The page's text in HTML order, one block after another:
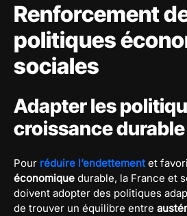
Renforcement
politiques
sociales
Adapter les
croissance durable
Pour réduire l’endettementet
économique durable, la France et
doivent adopter des politiques
de trouver un équilibre entre